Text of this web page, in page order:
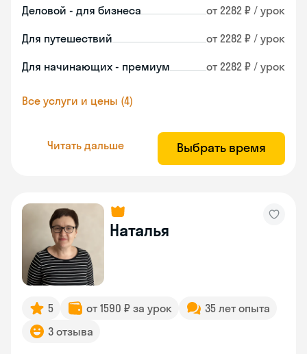
Деловой - для бизнеса от 2282 ₽ / урок
Для путешествий от 2282 ₽ / урок
Для начинающих - премиум от 2282 ₽ / урок
Все услуги и цены (4)
Читать дальше Выбрать время
Наталья
5 от 1590 ₽ за урок
35 лет опыта
3 отзыва